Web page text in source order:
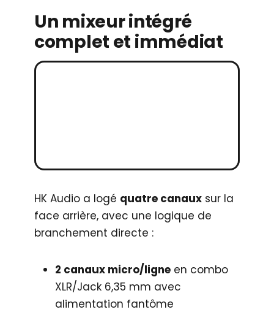
Un mixeur intégré
complet et immédiat
HK Audio a logé quatre canaux sur la
face arrière, avec une logique de
branchement directe :
2 canaux micro/ligne en combo
XLR/Jack 6,35 mm avec
alimentation fantôme